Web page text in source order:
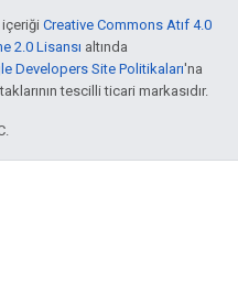
Creative Commons Atıf 4.0
2.0 Lisansı altında
Developers Site Politikaları'na
tescilli ticari markasıdır.